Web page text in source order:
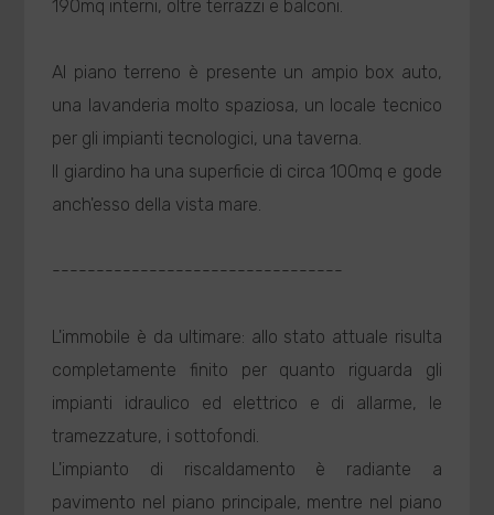
190mq interni, oltre terrazzi e balconi.
Al piano terreno è presente un ampio box auto,
una lavanderia molto spaziosa, un locale tecnico
per gli impianti tecnologici, una taverna.
Il giardino ha una superficie di circa 100mq e gode
anch'esso della vista mare.
---------------------------------
L'immobile è da ultimare: allo stato attuale risulta
completamente finito per quanto riguarda gli
impianti idraulico ed elettrico e di allarme, le
tramezzature, i sottofondi.
L'impianto di riscaldamento è radiante a
pavimento nel piano principale, mentre nel piano